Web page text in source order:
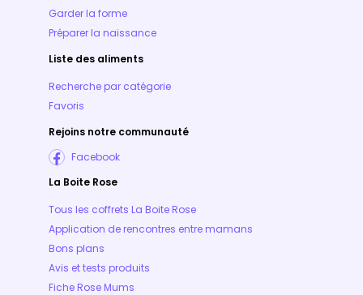
Garder la forme
Préparer la naissance
Liste des aliments
Recherche par catégorie
Favoris
Rejoins notre communauté
Facebook
La Boite Rose
Tous les coffrets La Boite Rose
Application de rencontres entre mamans
Bons plans
Avis et tests produits
Fiche Rose Mums